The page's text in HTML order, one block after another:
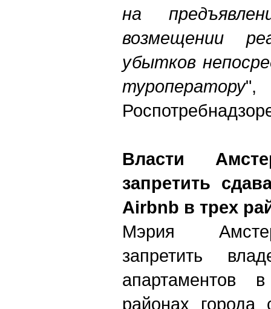
на
возмещении
убытков
туроператору",
Власти
запретить
Airbnb в трех
Мэрия
запретить
апартаментов
районах города